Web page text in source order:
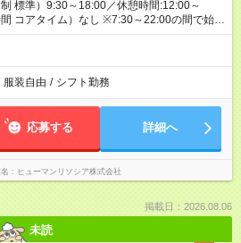
標準）9:30～18:00／休憩時間:12:00～
コアタイム）なし ※7:30～22:00の間で始
服装自由 / シフト勤務
応募する 詳細へ
ヒューマンリソシア株式会社
掲載日：2026.08.06
未読